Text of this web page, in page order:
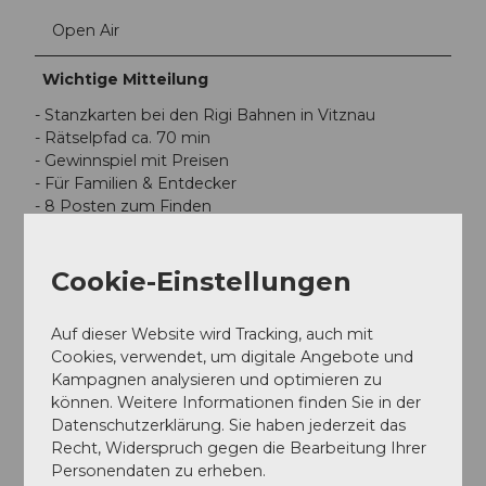
Open Air
Wichtige Mitteilung
- Stanzkarten bei den Rigi Bahnen in Vitznau
- Rätselpfad ca. 70 min
- Gewinnspiel mit Preisen
- Für Familien & Entdecker
- 8 Posten zum Finden
Zielgruppe
Individualgäste
Schulklassen
Familien
Cookie-Einstellungen
Auf dieser Website wird Tracking, auch mit
Cookies, verwendet, um digitale Angebote und
Kampagnen analysieren und optimieren zu
können. Weitere Informationen finden Sie in der
Datenschutzerklärung. Sie haben jederzeit das
Recht, Widerspruch gegen die Bearbeitung Ihrer
Personendaten zu erheben.